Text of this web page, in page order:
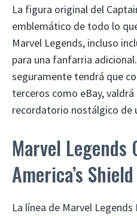
La figura original del
emblemático de todo lo
Marvel Legends, incluso
para una fanfarria
seguramente tendrá que
terceros como eBay, valdrá
recordatorio nostálgico de
Marvel Legends
America’s Shield
La línea de Marvel